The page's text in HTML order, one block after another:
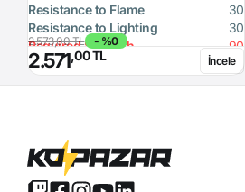
Resistance to Flame
30
Resistance to Lighting
30
Required Strength
90
Defense Ability (Dagger)
10
2.573,00 TL - %0
2.571,00 TL İncele